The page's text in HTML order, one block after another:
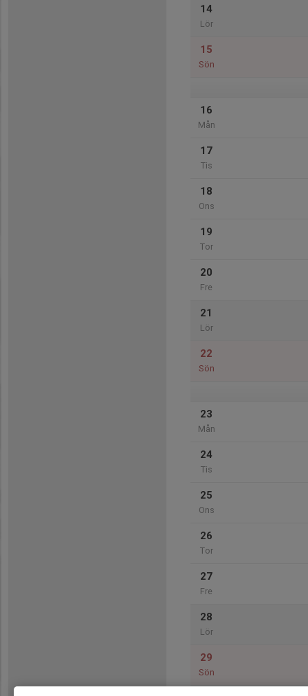
14
Lör
15
Sön
16
Mån
17
Tis
18
Ons
19
Tor
20
Fre
21
Lör
22
Sön
23
Mån
24
Tis
25
Ons
26
Tor
27
Fre
28
Lör
29
Sön